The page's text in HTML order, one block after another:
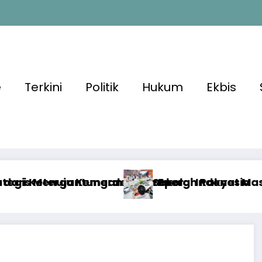
Terkini Politik Hukum Ekbis
Indonesia
Rakyat Masuk Kajian Evidence-Based